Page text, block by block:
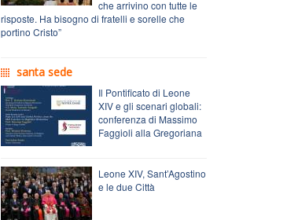
che arrivino con tutte le
risposte. Ha bisogno di fratelli e sorelle che
portino Cristo”
santa sede
Il Pontificato di Leone
XIV e gli scenari globali:
conferenza di Massimo
Faggioli alla Gregoriana
Leone XIV, Sant’Agostino
e le due Città